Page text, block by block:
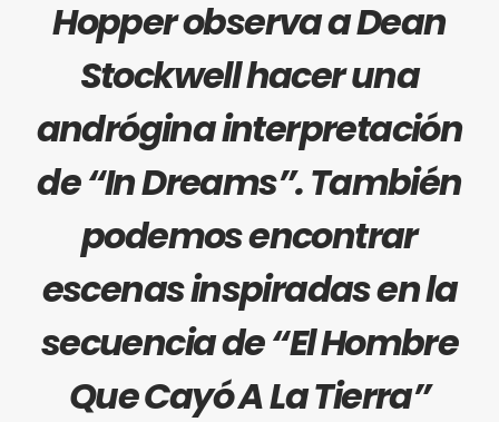
Hopperobserva aDean
Stockwellhacer una
andrógina interpretación
de “In Dreams”. También
podemos encontrar
escenas inspiradas en la
secuencia de “El Hombre
Que Cayó A La Tierra”